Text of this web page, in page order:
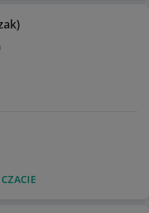
w tym 151-elementowym